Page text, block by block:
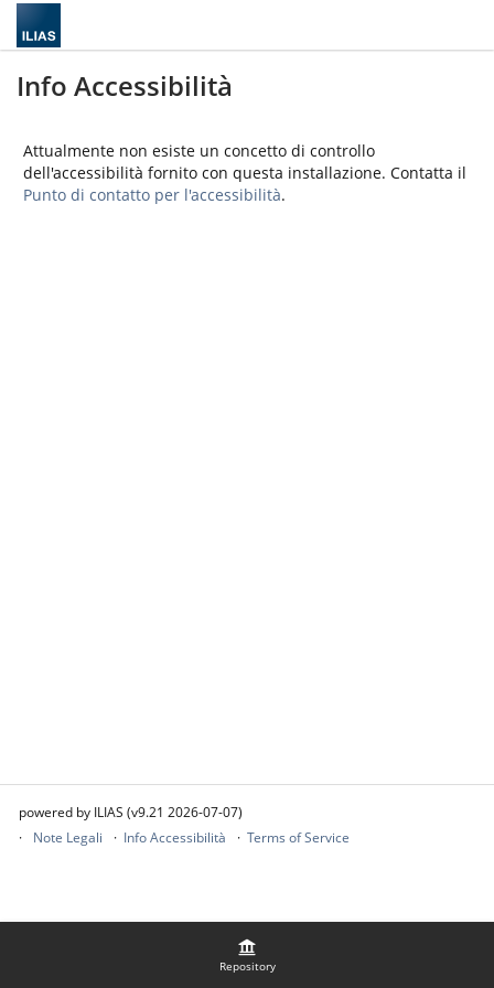
Repository
Info Accessibilità
Attualmente non esiste un concetto di controllo
dell'accessibilità fornito con questa installazione. Contatta il
Punto di contatto per l'accessibilità.
powered by ILIAS (v9.21 2026-07-07)
Note Legali
Info Accessibilità Terms of Service